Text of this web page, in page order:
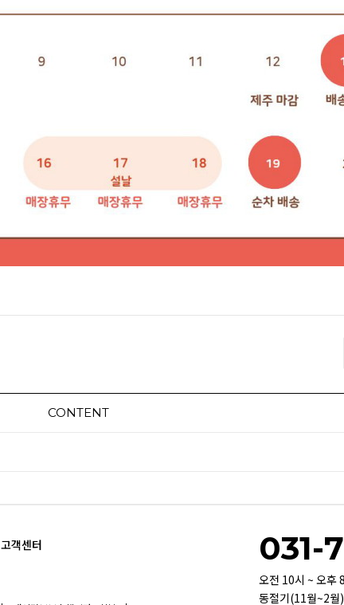
CONTENT
고객센터 031-
오전 10시 ~ 오후
동절기(11월~2월